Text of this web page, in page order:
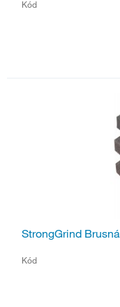
Kód
StrongGrind
Kód